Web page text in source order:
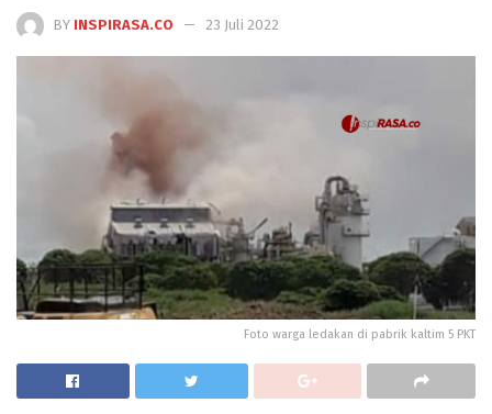
BY INSPIRASA.CO 23 Juli 2022
Foto warga ledakan di pabrik kaltim 5 PKT